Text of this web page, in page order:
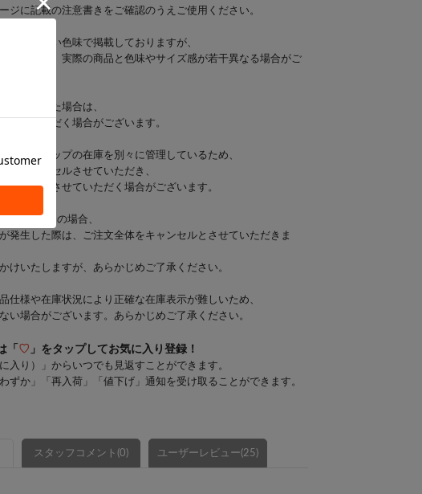
ジに記載の注意書きをご確認のうえご使用ください。
実物に近い色味で掲載しておりますが、
境により、実際の商品と色味やサイズ感が若干異なる場合がご
確認された場合は、
せていただく場合がございます。
インショップの在庫を別々に管理しているため、
をキャンセルさせていただき、
のみ発送させていただく場合がございます。
メルペイの場合、
発生した際は、ご注文全体をキャンセルとさせていただきま
けいたしますが、あらかじめご了承ください。
仕様や在庫状況により正確な在庫表示が難しいため、
い場合がございます。あらかじめご了承ください。
「 ♡ 」をタップしてお気に入り登録！
入り）」からいつでも見返すことができます。
ずか」「再入荷」「値下げ」通知を受け取ることができます。
スタッフコメント(0) ユーザーレビュー(25)